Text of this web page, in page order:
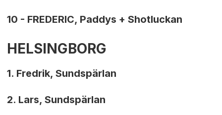
10 - FREDERIC, Paddys + Shotluckan
HELSINGBORG
1. Fredrik, Sundspärlan
2. Lars, Sundspärlan